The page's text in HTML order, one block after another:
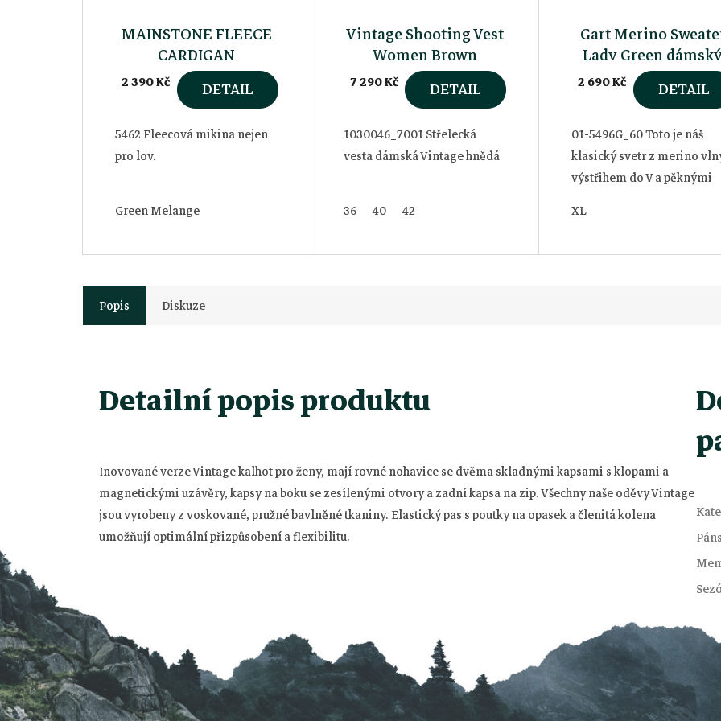
MAINSTONE FLEECE
CARDIGAN
2 390 Kč DETAIL
5462 Fleecová mikina nejen
pro lov.
Green Melange
Vintage Shooting Vest
Women Brown
7 290 Kč DETAIL
1030046_7001 Střelecká
vesta dámská Vintage hnědá
36 40 42
Gart Merino
Lady Green
lovecký svetr
2 690 Kč DETAIL
01-5496G_60 Toto je náš
klasický svetr z merino
výstřihem do V a pěknými
XL
Popis Diskuze
Detailní popis produktu
Inovované verze Vintage kalhot pro ženy, mají rovné nohavice se dvěma skladnými kapsami s klopami a
magnetickými uzávěry, kapsy na boku se zesílenými otvory a zadní kapsa na zip.Všechny naše oděvy Vintage
jsou vyrobeny z voskované, pružné bavlněné tkaniny. Elastický pas s poutky na opasek a členitá kolena
umožňují optimální přizpůsobení a flexibilitu.
p
a
t
í